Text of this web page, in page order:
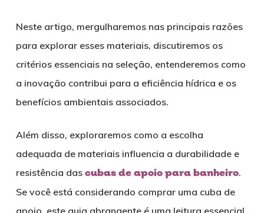
Neste artigo, mergulharemos nas principais razões
para explorar esses materiais, discutiremos os
critérios essenciais na seleção, entenderemos como
a inovação contribui para a eficiência hídrica e os
benefícios ambientais associados.
Além disso, exploraremos como a escolha
adequada de materiais influencia a durabilidade e
resistência das cubas de apoio para banheiro.
Se você está considerando comprar uma cuba de
apoio, este guia abrangente é uma leitura essencial.